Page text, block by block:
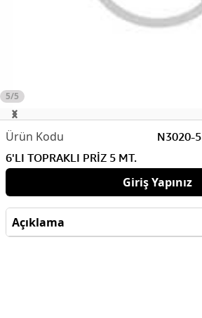
5/5
N3020-5
6'LI TOPRAKLI PRİZ 5 MT.
Giriş Yapınız
Açıklama